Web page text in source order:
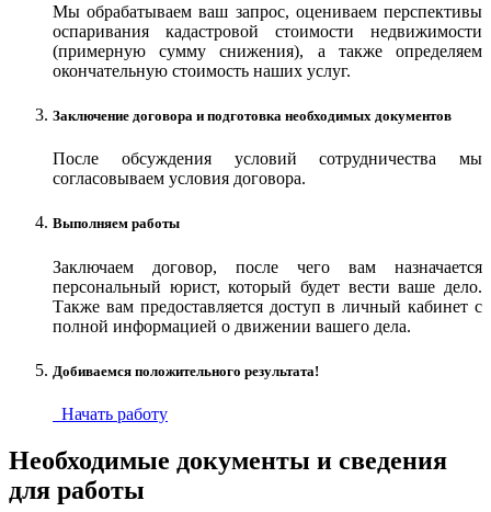
Мы обрабатываем ваш запрос, оцениваем перспективы
оспаривания кадастровой стоимости недвижимости
(примерную сумму снижения), а также определяем
окончательную стоимость наших услуг.
Заключение договора и подготовка необходимых документов
После обсуждения условий сотрудничества мы
согласовываем условия договора.
Выполняем работы
Заключаем договор, после чего вам назначается
персональный юрист, который будет вести ваше дело.
Также вам предоставляется доступ в личный кабинет с
полной информацией о движении вашего дела.
Добиваемся положительного результата!
Начать работу
Необходимые документы и сведения
для работы